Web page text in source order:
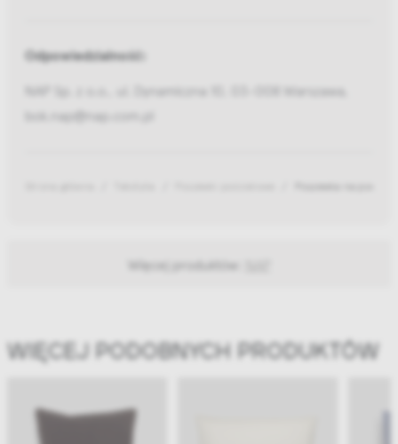
Odpowiedzialność:
NAP Sp. z o.o., ul. Dynamiczna 10, 03-008 Warszawa,
bok.nap@nap.com.pl
Więcej produktów:
WIĘCEJ PODOBNYCH PRODUKTÓW